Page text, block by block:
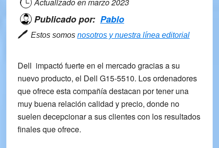
Publicado por: Pablo
🖊 Estos somos nosotros y nuestra línea editorial
Dell impactó fuerte en el mercado gracias a su
nuevo producto, el Dell G15-5510. Los ordenadores
que ofrece esta compañía destacan por tener una
muybuena relación calidad y precio, donde no
suelen decepcionar a sus clientes con los resultados
finales que ofrece.